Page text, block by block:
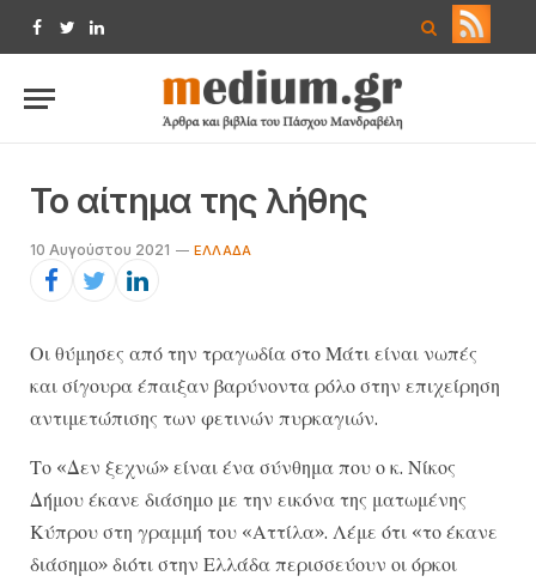
Facebook
TwitterLinkedIn
Το αίτημα της λήθης
10 Αυγούστου 2021 ΕΛΛΆΔΑ
Οι θύμησες από την τραγωδία στο Μάτι είναι νωπές
και σίγουρα έπαιξαν βαρύνοντα ρόλο στην επιχείρηση
αντιμετώπισης των φετινών πυρκαγιών.
Το «Δεν ξεχνώ» είναι ένα σύνθημα που ο κ. Νίκος
Δήμου έκανε διάσημο με την εικόνα της ματωμένης
Κύπρου στη γραμμή του «Αττίλα». Λέμε ότι «το έκανε
διάσημο» διότι στην Ελλάδα περισσεύουν οι όρκοι